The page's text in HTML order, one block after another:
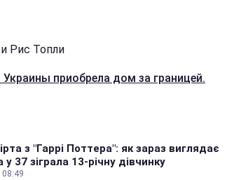
Рис Топли
Украины приобрела дом за границей.
з "Гаррі Поттера": як зараз виглядає
у 37 зіграла 13-річну дівчинку
08:49